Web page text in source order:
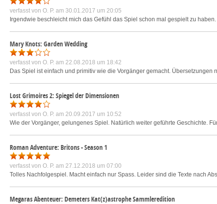
verfasst von O. P. am 30.01.2017 um 20:05
Irgendwie beschleicht mich das Gefühl das Spiel schon mal gespielt zu
Mary Knots: Garden Wedding
verfasst von O. P. am 22.08.2018 um 18:42
Das Spiel ist einfach und primitiv wie die Vorgänger gemacht.
Lost Grimoires 2: Spiegel der Dimensionen
verfasst von O. P. am 20.09.2017 um 10:52
Wie der Vorgänger, gelungenes Spiel. Natürlich weiter geführte Geschichte.
Roman Adventure: Britons - Season 1
verfasst von O. P. am 27.12.2018 um 07:00
Tolles Nachfolgespiel. Macht einfach nur Spass. Leider sind die Texte nach
Megaras Abenteuer: Demeters Kat(z)astrophe Sammleredition